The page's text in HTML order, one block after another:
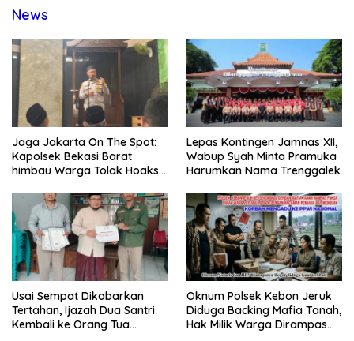
News
Jaga Jakarta On The Spot:
Kapolsek Bekasi Barat
himbau Warga Tolak Hoaks
Sholat Jumat
Lepas Kontingen Jamnas XII,
Wabup Syah Minta Pramuka
Harumkan Nama Trenggalek
Usai Sempat Dikabarkan
Tertahan, Ijazah Dua Santri
Kembali ke Orang Tua
Oknum Polsek Kebon Jeruk
Diduga Backing Mafia Tanah,
Hak Milik Warga Dirampas